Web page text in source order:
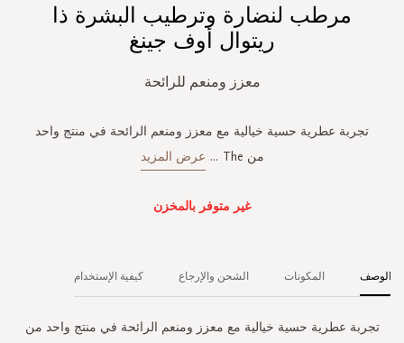
مرطب لنضارة وترطيب البشرة ذا
ريتوال أوف جينغ
معزز ومنعم للرائحة
تجربة عطرية حسية خيالية مع معزز ومنعم الرائحة في منتج واحد
من The
... عرض المزيد
غير متوفر بالمخزن
الوصف
تجربة عطرية حسية خيالية مع معزز ومنعم الرائحة في منتج واحد من
المكونات الشحن والإرجاع كيفية الإستخدام